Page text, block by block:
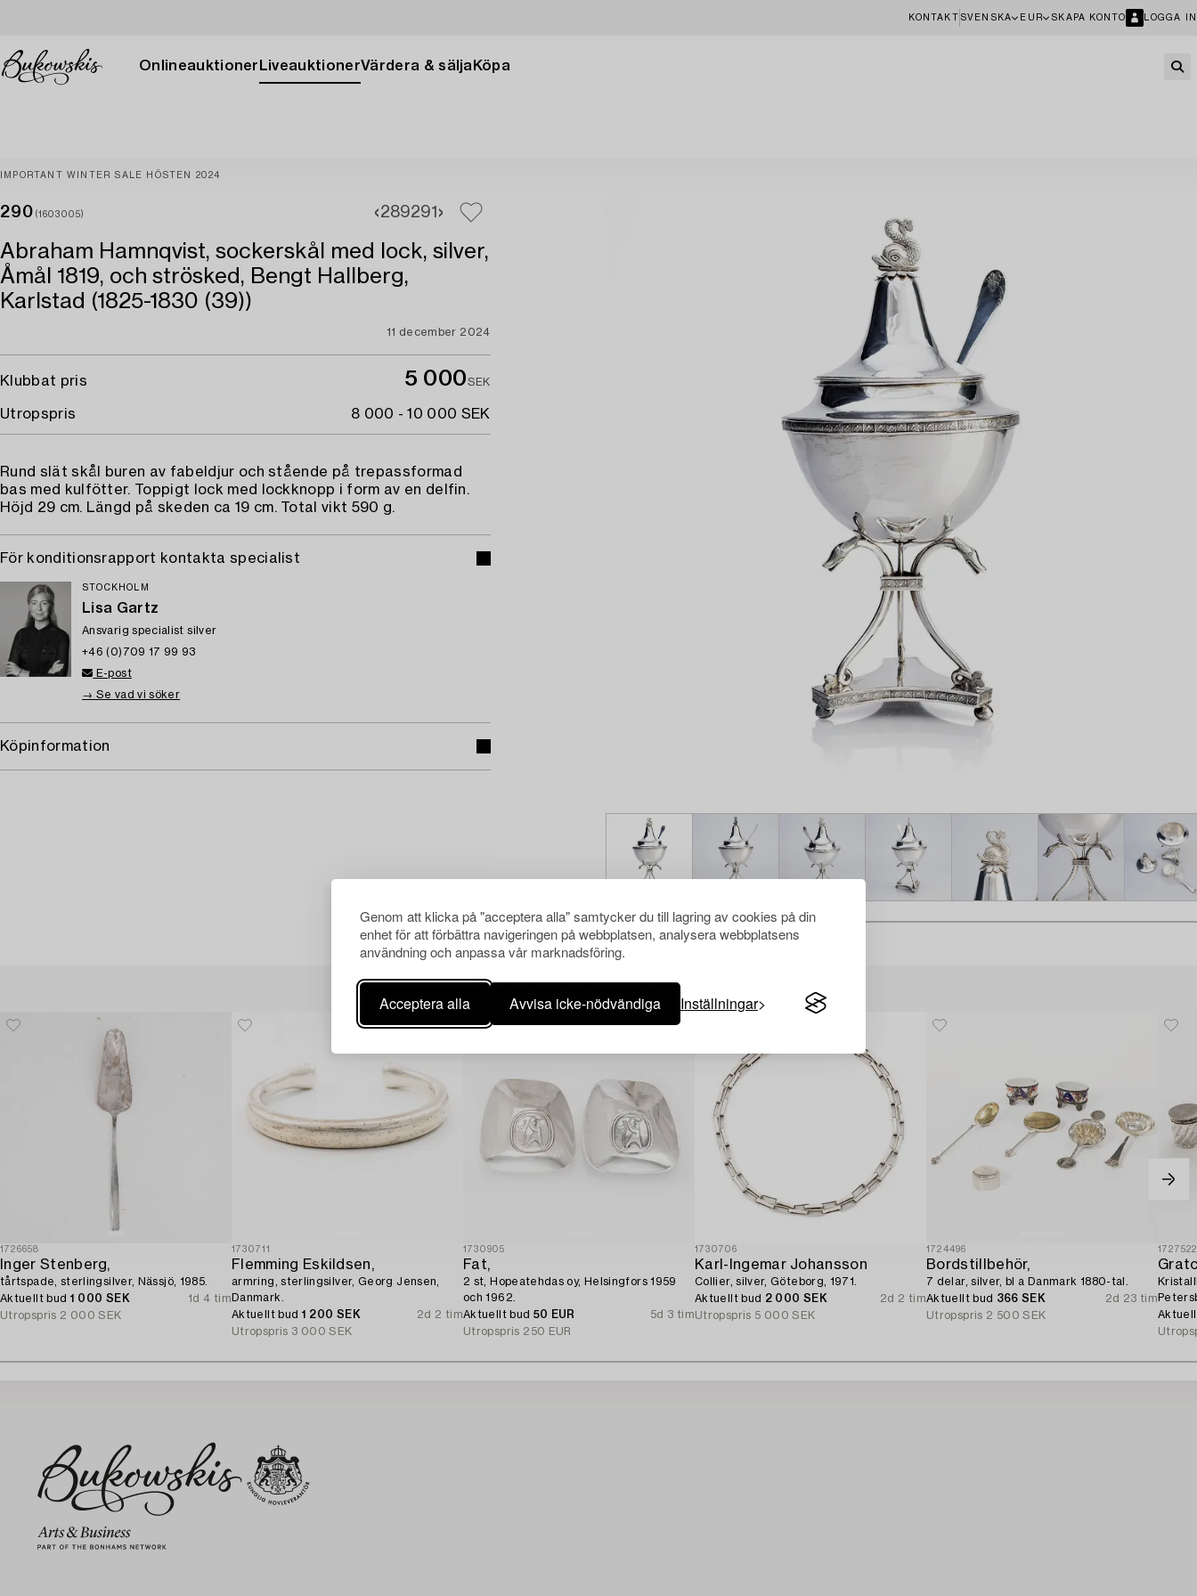
Genom att klicka på "acceptera alla" samtycker du till lagring av cookies på din
enhet för att förbättra navigeringen på webbplatsen, analysera webbplatsens
användning och anpassa vår marknadsföring.
Acceptera alla Avvisa icke-nödvändiga Inställningar
KONTAKT SVENSKA EUR SKAPA KONTO LOGGA IN
Onlineauktioner LiveauktionerVärdera & sälja Köpa
IMPORTANT WINTER SALE HÖSTEN 2024
290 (1603005) 289291
Abraham Hamnqvist, sockerskål med lock, silver,
Åmål 1819, och strösked, Bengt Hallberg,
Karlstad (1825-1830 (39))
11 december 2024
Klubbat pris 5 000SEK
Utropspris 8 000 - 10 000 SEK
Rund slät skål buren av fabeldjur och stående på trepassformad
bas med kulfötter. Toppigt lock med lockknopp i form av en delfin.
Höjd 29 cm. Längd på skeden ca 19 cm. Total vikt 590 g.
För konditionsrapport kontakta specialist
STOCKHOLM
Lisa Gartz
Ansvarig specialist silver
+46 (0)709 17 99 93
E-post
→ Se vad vi söker
Köpinformation
Andra har även tittat på
1726658
Inger Stenberg,
tårtspade, sterlingsilver, Nässjö, 1985.
Aktuellt bud 1 000 SEK
1d 4 tim
Utropspris 2 000 SEK
1730711
Flemming Eskildsen,
armring, sterlingsilver, Georg Jensen,
Danmark.
Aktuellt bud 1 200 SEK
2d 2 tim
Utropspris 3 000 SEK
1730905
Fat,
2 st, Hopeatehdas oy, Helsingfors 1959
och 1962.
Aktuellt bud 50 EUR
5d 3 tim
Utropspris 250 EUR
1730706
Karl-Ingemar Johansson
Collier, silver, Göteborg, 1971.
Aktuellt bud 2 000 SEK
2d 2 tim
Utropspris 5 000 SEK
1724496
Bordstillbehör,
7 delar, silver, bl a Danmark 1880-tal.
Aktuellt bud 366 SEK
2d 23 tim
Utropspris 2 500 SEK
1727522